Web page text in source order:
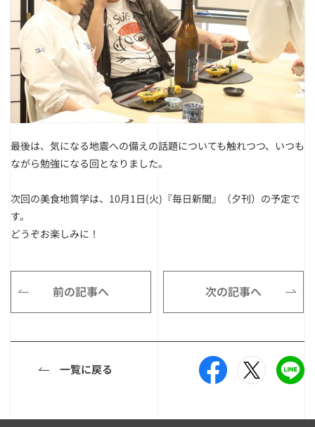
最後は、気になる地震への備えの話題についても触れつつ、いつも
ながら勉強になる回となりました。
次回の美食地質学は、10月1日(火)『毎日新聞』（夕刊）の予定で
す。
どうぞお楽しみに！
前の記事へ 次の記事へ
一覧に戻る